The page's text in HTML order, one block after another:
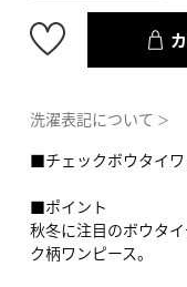
洗濯表記について ＞
■チェックボウタイワ
■ポイント
秋冬に注目のボウタ
ク柄ワンピース。